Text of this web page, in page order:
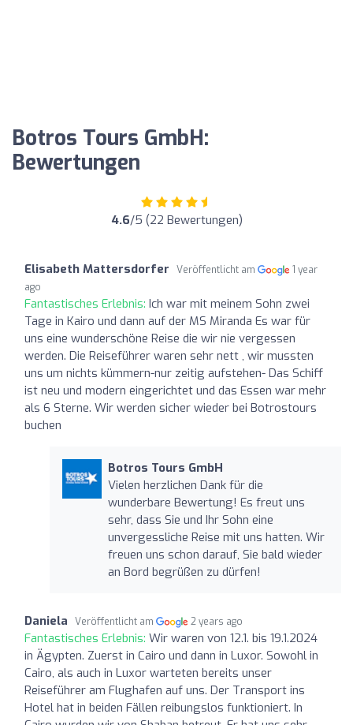
Botros Tours GmbH:
Bewertungen
4.6/5 (22 Bewertungen)
Elisabeth Mattersdorfer Veröffentlicht am
1 year
ago
Fantastisches Erlebnis: Ich war mit meinem Sohn zwei
Tage in Kairo und dann auf der MS Miranda Es war für
uns eine wunderschöne Reise die wir nie vergessen
werden. Die Reiseführer waren sehr nett , wir mussten
uns um nichts kümmern-nur zeitig aufstehen- Das Schiff
ist neu und modern eingerichtet und das Essen war mehr
als 6 Sterne. Wir werden sicher wieder bei Botrostours
buchen
Botros Tours GmbH
Vielen herzlichen Dank für die
wunderbare Bewertung! Es freut uns
sehr, dass Sie und Ihr Sohn eine
unvergessliche Reise mit uns hatten. Wir
freuen uns schon darauf, Sie bald wieder
an Bord begrüßen zu dürfen!
Daniela Veröffentlicht am 2 years ago
Fantastisches Erlebnis: Wir waren von 12.1. bis 19.1.2024
in Ägypten. Zuerst in Cairo und dann in Luxor. Sowohl in
Cairo, als auch in Luxor warteten bereits unser
Reiseführer am Flughafen auf uns. Der Transport ins
Hotel hat in beiden Fällen reibungslos funktioniert. In